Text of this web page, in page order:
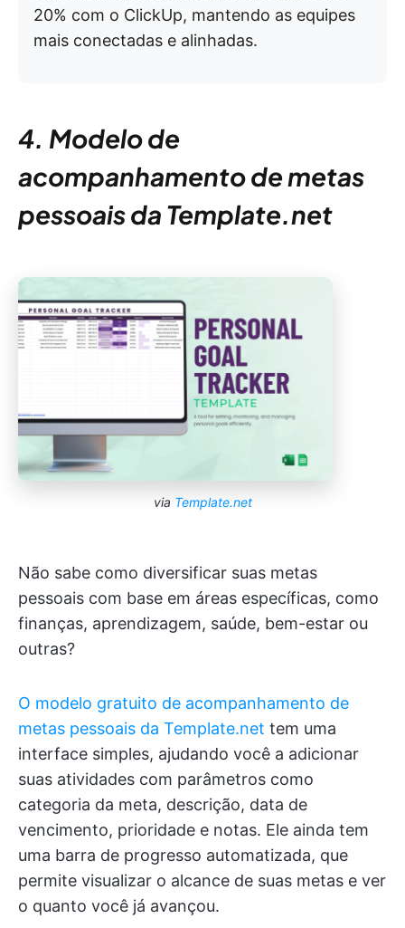
20% com o ClickUp, mantendo as equipes
mais conectadas e alinhadas.
4. Modelo de
acompanhamento de metas
pessoais da Template.net
via Template.net
Não sabe como diversificar suas metas
pessoais com base em áreas específicas, como
finanças, aprendizagem, saúde, bem-estar ou
outras?
O modelo gratuito de acompanhamento de
metas pessoais da Template.net tem uma
interface simples, ajudando você a adicionar
suas atividades com parâmetros como
categoria da meta, descrição, data de
vencimento, prioridade e notas. Ele ainda tem
uma barra de progresso automatizada, que
permite visualizar o alcance de suas metas e ver
o quanto você já avançou.